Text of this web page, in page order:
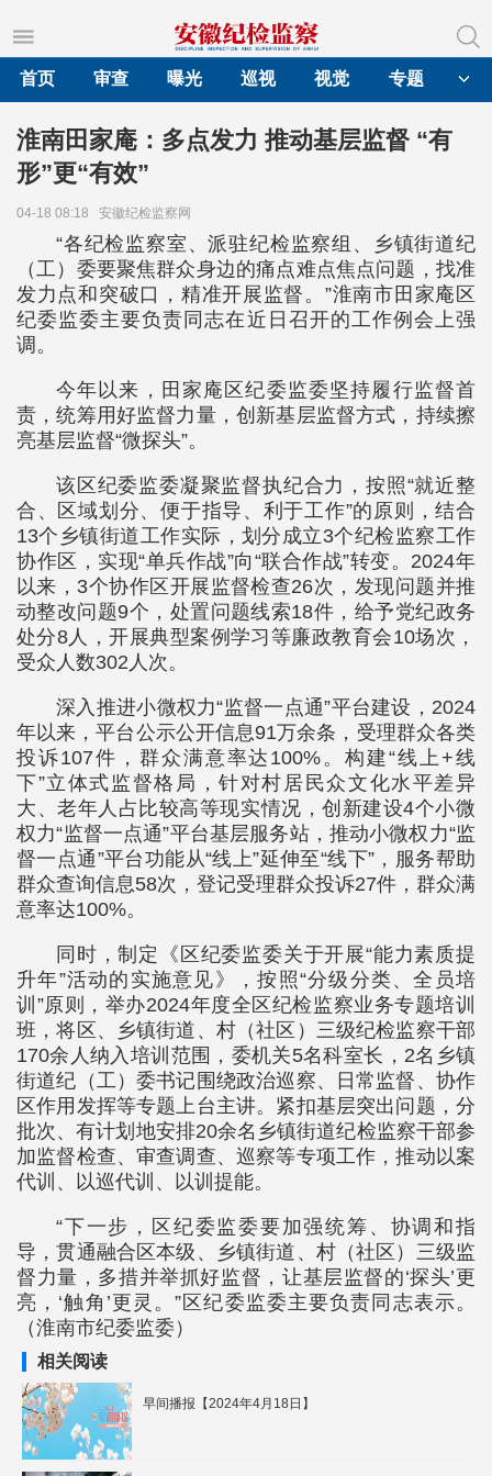
首页
审查 曝光 巡视 视觉 专题
淮南田家庵：多点发力 推动基层监督 “有
形”更“有效”
04-18 08:18 安徽纪检监察网
“各纪检监察室、派驻纪检监察组、乡镇街道纪
（工）委要聚焦群众身边的痛点难点焦点问题，找准
发力点和突破口，精准开展监督。”淮南市田家庵区
纪委监委主要负责同志在近日召开的工作例会上强
调。
今年以来，田家庵区纪委监委坚持履行监督首
责，统筹用好监督力量，创新基层监督方式，持续擦
亮基层监督“微探头”。
该区纪委监委凝聚监督执纪合力，按照“就近整
合、区域划分、便于指导、利于工作”的原则，结合
13个乡镇街道工作实际，划分成立3个纪检监察工作
协作区，实现“单兵作战”向“联合作战”转变。2024年
以来，3个协作区开展监督检查26次，发现问题并推
动整改问题9个，处置问题线索18件，给予党纪政务
处分8人，开展典型案例学习等廉政教育会10场次，
受众人数302人次。
深入推进小微权力“监督一点通”平台建设，2024
年以来，平台公示公开信息91万余条，受理群众各类
投诉107件，群众满意率达100%。构建“线上+线
下”立体式监督格局，针对村居民众文化水平差异
大、老年人占比较高等现实情况，创新建设4个小微
权力“监督一点通”平台基层服务站，推动小微权力“监
督一点通”平台功能从“线上”延伸至“线下”，服务帮助
群众查询信息58次，登记受理群众投诉27件，群众满
意率达100%。
同时，制定《区纪委监委关于开展“能力素质提
升年”活动的实施意见》，按照“分级分类、全员培
训”原则，举办2024年度全区纪检监察业务专题培训
班，将区、乡镇街道、村（社区）三级纪检监察干部
170余人纳入培训范围，委机关5名科室长，2名乡镇
街道纪（工）委书记围绕政治巡察、日常监督、协作
区作用发挥等专题上台主讲。紧扣基层突出问题，分
批次、有计划地安排20余名乡镇街道纪检监察干部参
加监督检查、审查调查、巡察等专项工作，推动以案
代训、以巡代训、以训提能。
“下一步，区纪委监委要加强统筹、协调和指
导，贯通融合区本级、乡镇街道、村（社区）三级监
督力量，多措并举抓好监督，让基层监督的‘探头’更
亮，‘触角’更灵。”区纪委监委主要负责同志表示。
（淮南市纪委监委）
相关阅读
早间播报【2024年4月18日】